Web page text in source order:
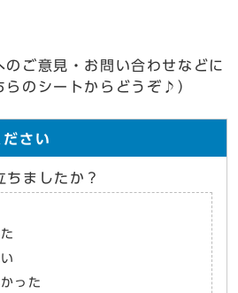
のご意見・お問い合わせなどに
らのシートからどうぞ♪）
さい
ちましたか？
った